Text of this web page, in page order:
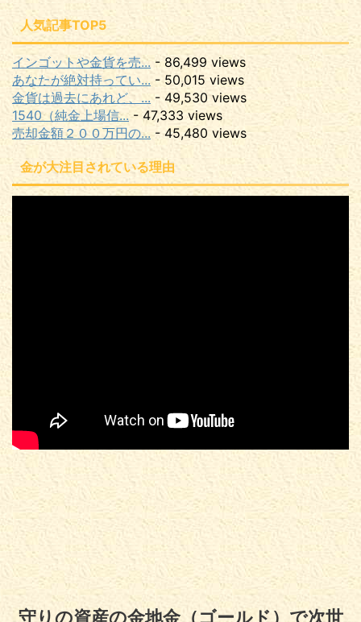
人気記事TOP5
インゴットや金貨を売... - 86,499 views
あなたが絶対持ってい... - 50,015 views
金貨は過去にあれど、... - 49,530 views
1540（純金上場信... - 47,333 views
売却金額２００万円の... - 45,480 views
金が大注目されている理由
守りの資産の金地金（ゴールド）で次世